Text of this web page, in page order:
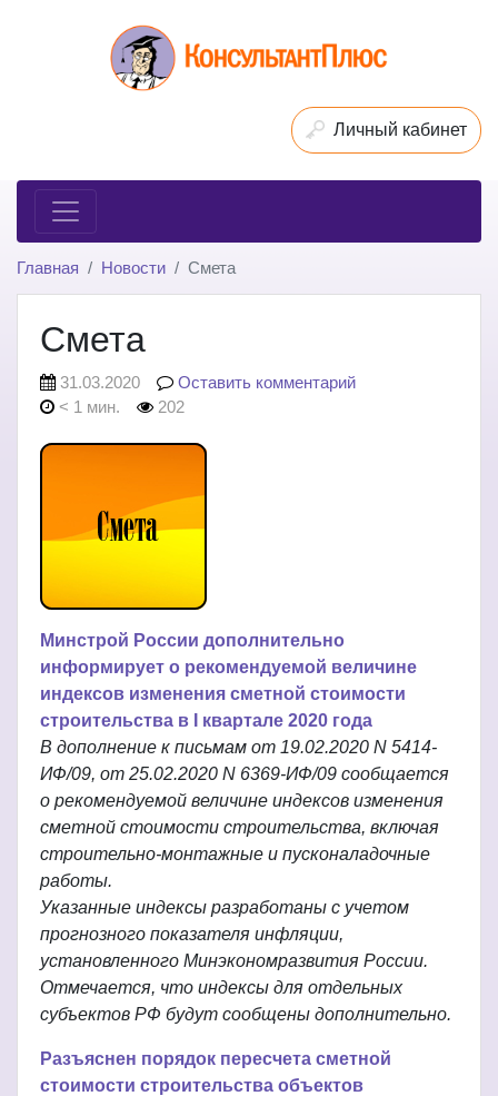
Личный кабинет
Главная Новости Смета
Смета
31.03.2020
Оставить комментарий
< 1 мин.
202
Минстрой России дополнительно
информирует о рекомендуемой величине
индексов изменения сметной стоимости
строительства в I квартале 2020 года
В дополнение к письмам от 19.02.2020 N 5414-
ИФ/09, от 25.02.2020 N 6369-ИФ/09 сообщается
о рекомендуемой величине индексов изменения
сметной стоимости строительства, включая
строительно-монтажные и пусконаладочные
работы.
Указанные индексы разработаны с учетом
прогнозного показателя инфляции,
установленного Минэкономразвития России.
Отмечается, что индексы для отдельных
субъектов РФ будут сообщены дополнительно.
Разъяснен порядок пересчета сметной
стоимости строительства объектов